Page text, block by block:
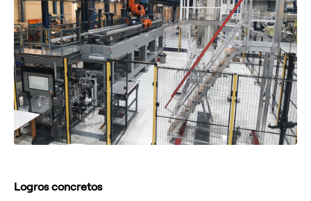
Logros concretos